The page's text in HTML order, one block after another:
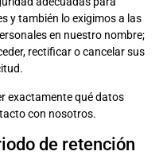
y también lo exigimos a las
en nuestro nombre;
rectificar o cancelar sus
exactamente qué datos
con nosotros.
de retención